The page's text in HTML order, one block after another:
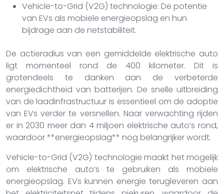
Vehicle-to-Grid (V2G) technologie: De potentie
van EVs als mobiele energieopslag en hun
bijdrage aan de netstabiliteit.
De actieradius van een gemiddelde elektrische auto
ligt momenteel rond de 400 kilometer. Dit is
grotendeels te danken aan de verbeterde
energiedichtheid van batterijen. De snelle uitbreiding
van de laadinfrastructuur is essentieel om de adoptie
van EVs verder te versnellen. Naar verwachting rijden
er in 2030 meer dan 4 miljoen elektrische auto’s rond,
waardoor **energieopslag** nog belangrijker wordt.
Vehicle-to-Grid (V2G) technologie maakt het mogelijk
om elektrische auto’s te gebruiken als mobiele
energieopslag. EVs kunnen energie terugleveren aan